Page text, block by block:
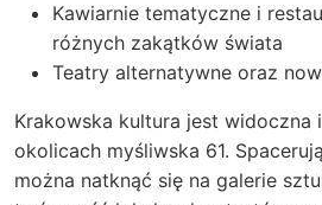
Kawiarnie tematyczne i
różnych zakątków świata
Teatry alternatywne oraz
Krakowska kultura jest widoczna
okolicach myśliwska 61.
można natknąć się na galerie